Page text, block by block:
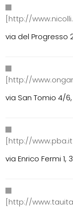
[http://
via del Progresso
[http://
via San Tomio 4/
[http://
via Enrico Fermi 1,
[http://